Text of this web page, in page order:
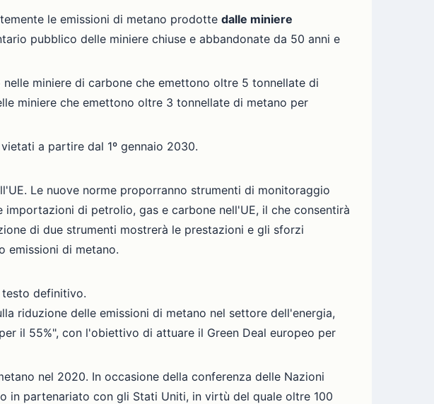
le emissioni di metano prodotte dalle miniere
pubblico delle miniere chiuse e abbandonate da 50 anni e
miniere di carbone che emettono oltre 5 tonnellate di
miniere che emettono oltre 3 tonnellate di metano per
a partire dal 1º gennaio 2030.
Le nuove norme proporranno strumenti di monitoraggio
di petrolio, gas e carbone nell'UE, il che consentirà
di due strumenti mostrerà le prestazioni e gli sforzi
emissioni di metano.
definitivo.
riduzione delle emissioni di metano nel settore dell'energia,
il 55%", con l'obiettivo di attuare il Green Deal europeo per
nel 2020. In occasione della conferenza delle Nazioni
in partenariato con gli Stati Uniti, in virtù del quale oltre 100